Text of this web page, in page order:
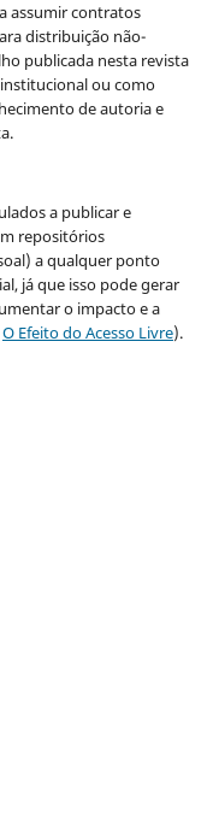
assumir contratos
distribuição não-
publicada nesta revista
ou como
de autoria e
a publicar e
repositórios
a qualquer ponto
já que isso pode gerar
o impacto e a
O Efeito do Acesso Livre).